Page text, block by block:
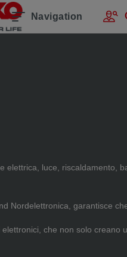
Navigation
luce, riscaldamento,
Nordelettronica, garantisce
che non solo creano